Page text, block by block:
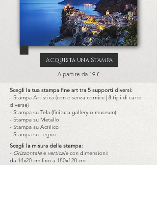
Acquista una Stampa
A partire da 19 €
Scegli la tua stampa fine art tra 5 supporti diversi:
- Stampa Artistica (con e senza cornice | 8 tipi di carte
diverse)
- Stampa su Tela (finitura gallery o museum)
- Stampa su Metallo
- Stampa su Acrilico
- Stampa su Legno
Scegli la misura della stampa:
- Orizzontalee verticalecon dimensioni:
da 14x20 cm fino a 180x120 cm